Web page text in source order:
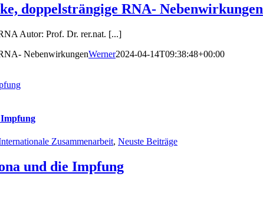
doppelsträngige RNA- Nebenwirkungen
Autor: Prof. Dr. rer.nat. [...]
NebenwirkungenWerner2024-04-14T09:38:48+00:00
Impfung
Zusammenarbeit, Neuste Beiträge
und die Impfung